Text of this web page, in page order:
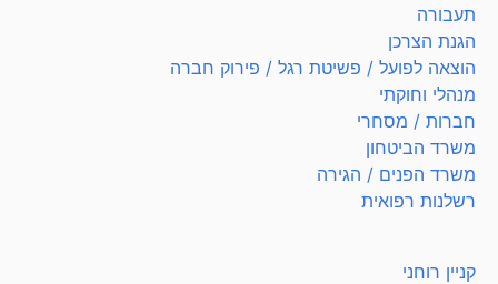
תעבורה
הגנת הצרכן
הוצאה לפועל / פשיטת רגל / פירוק חברה
מנהלי וחוקתי
חברות / מסחרי
משרד הביטחון
משרד הפנים / הגירה
רשלנות רפואית
קניין רוחני